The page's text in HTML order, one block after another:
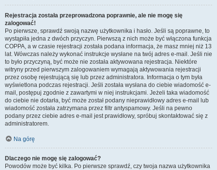
Rejestracja została przeprowadzona poprawnie, ale nie mogę się
zalogować!
Po pierwsze, sprawdź swoją nazwę użytkownika i hasło. Jeśli są poprawne, to
wystąpiła jedna z dwóch przyczyn. Pierwszą z nich może być włączona funkcja
COPPA, a w czasie rejestracji została podana informacja, że masz mniej niż 13
lat. Wówczas należy wykonać instrukcje wysłane na twój adres e-mail. Jeśli nie
to było przyczyną, być może nie została aktywowana rejestracja. Niektóre
witryny przed pierwszym zalogowaniem wymagają aktywowania rejestracji
przez osobę rejestrującą się lub przez administratora. Informacja o tym była
wyświetlona podczas rejestracji. Jeśli została wysłana do ciebie wiadomość e-
mail, postępuj zgodnie z zawartymi w niej instrukcjami. Jeżeli taka wiadomość
do ciebie nie dotarła, być może został podany nieprawidłowy adres e-mail lub
wiadomość została zatrzymana przez filtr antyspamowy. Jeśli na pewno
podany przez ciebie adres e-mail jest prawidłowy, spróbuj skontaktować się z
administratorem.
Na górę
Dlaczego nie mogę się zalogować?
Powodów może być kilka. Po pierwsze sprawdź, czy twoja nazwa użytkownika